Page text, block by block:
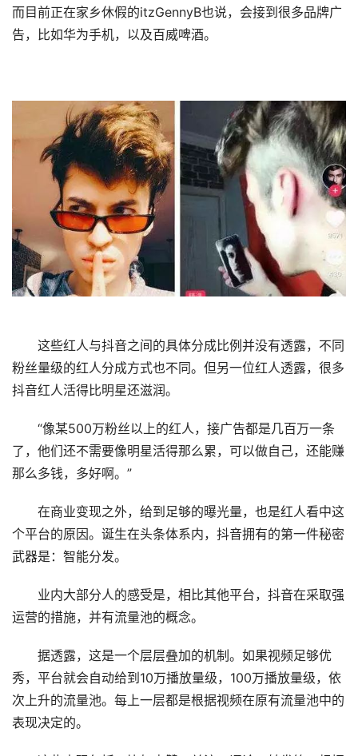
而目前正在家乡休假的itzGennyB也说，会接到很多品牌广
告，比如华为手机，以及百威啤酒。
这些红人与抖音之间的具体分成比例并没有透露，不同
粉丝量级的红人分成方式也不同。但另一位红人透露，很多
抖音红人活得比明星还滋润。
“像某500万粉丝以上的红人，接广告都是几百万一条
了，他们还不需要像明星活得那么累，可以做自己，还能赚
那么多钱，多好啊。”
在商业变现之外，给到足够的曝光量，也是红人看中这
个平台的原因。诞生在头条体系内，抖音拥有的第一件秘密
武器是：智能分发。
业内大部分人的感受是，相比其他平台，抖音在采取强
运营的措施，并有流量池的概念。
据透露，这是一个层层叠加的机制。如果视频足够优
秀，平台就会自动给到10万播放量级，100万播放量级，依
次上升的流量池。每上一层都是根据视频在原有流量池中的
表现决定的。